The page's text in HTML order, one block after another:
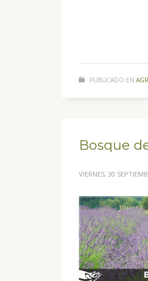
PUBLICADO EN
Bosque
VIERNES, 30